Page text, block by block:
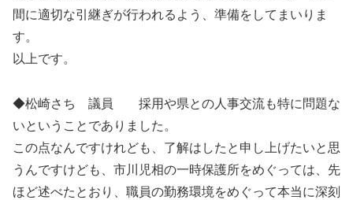
間に適切な引継ぎが行われるよう、準備をしてまいりま
す。
以上です。
◆松崎さち 議員 採用や県との人事交流も特に問題な
いということでありました。
この点なんですけれども、了解はしたと申し上げたいと思
うんですけども、市川児相の一時保護所をめぐっては、先
ほど述べたとおり、職員の勤務環境をめぐって本当に深刻